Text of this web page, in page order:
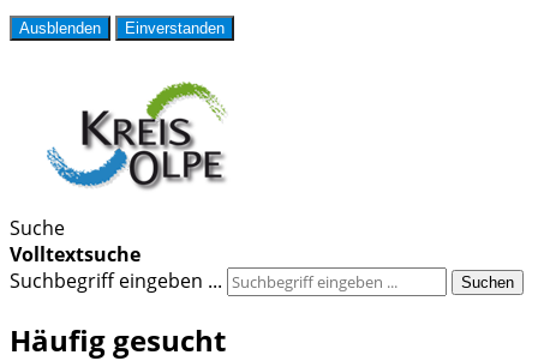
Ausblenden Einverstanden
Suche
Volltextsuche
Suchbegriff eingeben ...
Suchen
Häufig gesucht